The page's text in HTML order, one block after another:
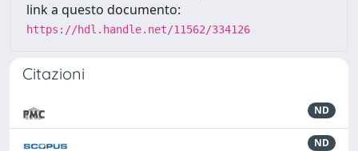
link a questo documento:
https://hdl.handle.net/11562/334126
Citazioni
ND
ND